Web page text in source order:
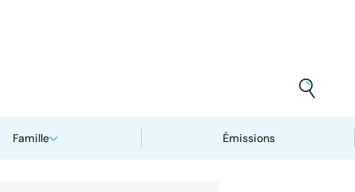
Famille Émissions